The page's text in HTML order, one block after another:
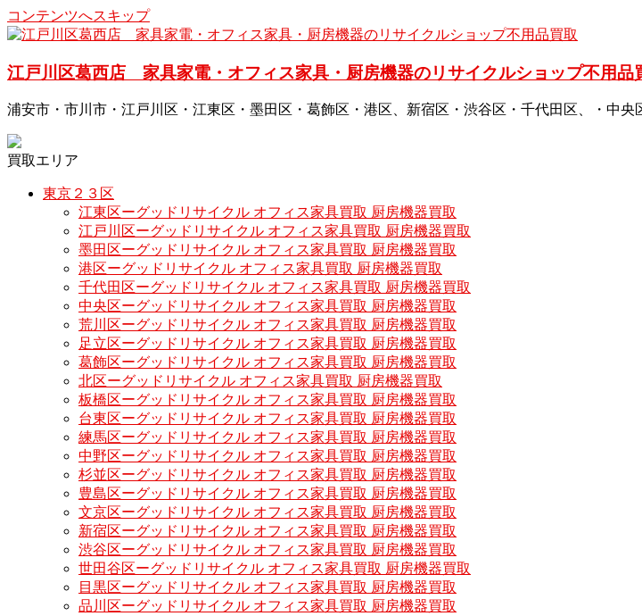
コンテンツへスキップ
江戸川区葛西店 家具家電・オフィス家具・厨房機器のリサイクルショップ不用品
浦安市・市川市・江戸川区・江東区・墨田区・葛飾区・港区、新宿区・渋谷区・千代田区、・
買取エリア
東京２３区
江東区ーグッドリサイクル オフィス家具買取 厨房機器買取
江戸川区ーグッドリサイクル オフィス家具買取 厨房機器買取
墨田区ーグッドリサイクル オフィス家具買取 厨房機器買取
港区ーグッドリサイクル オフィス家具買取 厨房機器買取
千代田区ーグッドリサイクル オフィス家具買取 厨房機器買取
中央区ーグッドリサイクル オフィス家具買取 厨房機器買取
荒川区ーグッドリサイクル オフィス家具買取 厨房機器買取
足立区ーグッドリサイクル オフィス家具買取 厨房機器買取
葛飾区ーグッドリサイクル オフィス家具買取 厨房機器買取
北区ーグッドリサイクル オフィス家具買取 厨房機器買取
板橋区ーグッドリサイクル オフィス家具買取 厨房機器買取
台東区ーグッドリサイクル オフィス家具買取 厨房機器買取
練馬区ーグッドリサイクル オフィス家具買取 厨房機器買取
中野区ーグッドリサイクル オフィス家具買取 厨房機器買取
杉並区ーグッドリサイクル オフィス家具買取 厨房機器買取
豊島区ーグッドリサイクル オフィス家具買取 厨房機器買取
文京区ーグッドリサイクル オフィス家具買取 厨房機器買取
新宿区ーグッドリサイクル オフィス家具買取 厨房機器買取
渋谷区ーグッドリサイクル オフィス家具買取 厨房機器買取
世田谷区ーグッドリサイクル オフィス家具買取 厨房機器買取
目黒区ーグッドリサイクル オフィス家具買取 厨房機器買取
品川区ーグッドリサイクル オフィス家具買取 厨房機器買取